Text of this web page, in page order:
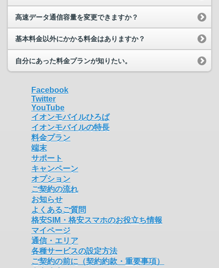
高速データ通信容量を変更できますか？
基本料金以外にかかる料金はありますか？
自分にあった料金プランが知りたい。
Facebook
Twitter
YouTube
イオンモバイルひろば
イオンモバイルの特長
料金プラン
端末
サポート
キャンペーン
オプション
ご契約の流れ
お知らせ
よくあるご質問
格安SIM・格安スマホのお役立ち情報
マイページ
通信・エリア
各種サービスの設定方法
ご契約の前に（契約約款・重要事項）